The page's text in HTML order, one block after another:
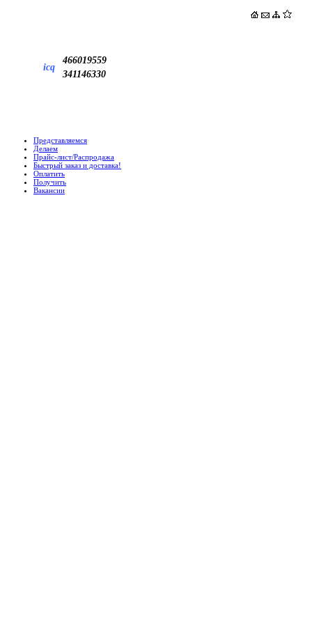
icq
466019559
341146330
Представляемся
Делаем
Прайс-лист/Распродажа
Быстрый заказ и доставка!
Оплатить
Получить
Вакансии